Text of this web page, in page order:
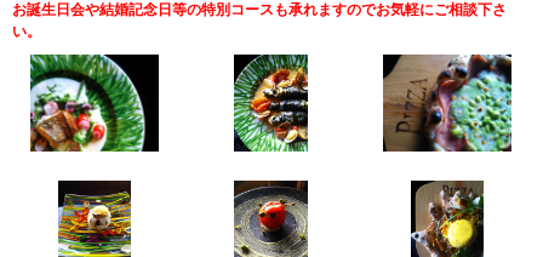
お誕生日会や結婚記念日等の特別コースも承れますのでお気軽にご相談下さ
い。